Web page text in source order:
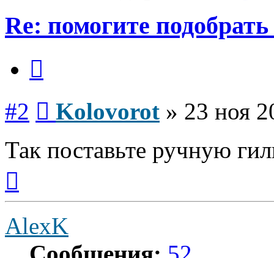
Re: помогите
#2 Kolovorot » 23 ноя
Так поставьте ручную
началу
AlexK